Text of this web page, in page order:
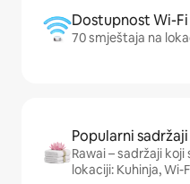
Dostupnost Wi-
70 smještaja na
Popularni
Rawai – sadržaji
lokaciji: Kuhinja, Wi-